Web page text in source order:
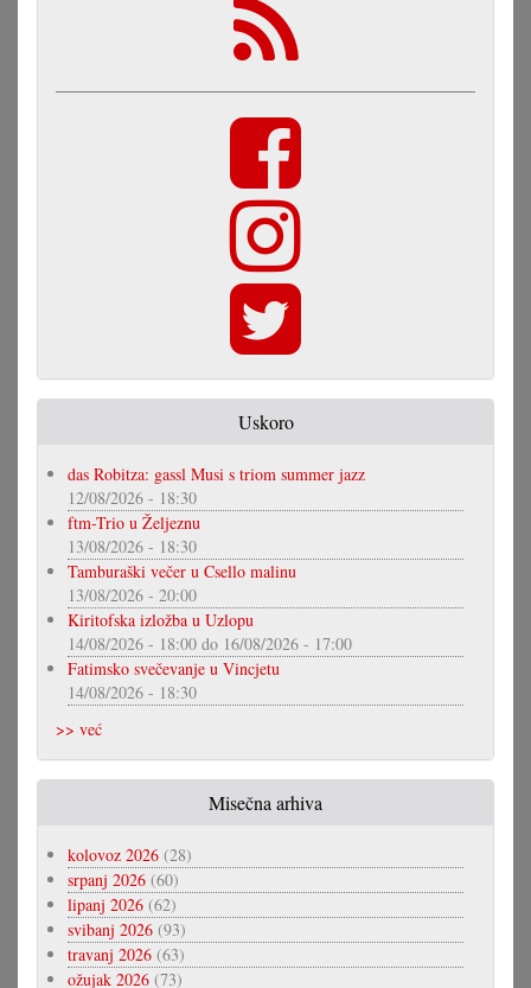
Uskoro
das Robitza: gassl Musi s triom summer jazz
12/08/2026 - 18:30
ftm-Trio u Željeznu
13/08/2026 - 18:30
Tamburaški večer u Csello malinu
13/08/2026 - 20:00
Kiritofska izložba u Uzlopu
14/08/2026 - 18:00 do 16/08/2026 - 17:00
Fatimsko svečevanje u Vincjetu
14/08/2026 - 18:30
>> već
Misečna arhiva
kolovoz 2026 (28)
srpanj 2026 (60)
lipanj 2026 (62)
svibanj 2026 (93)
travanj 2026 (63)
ožujak 2026 (73)